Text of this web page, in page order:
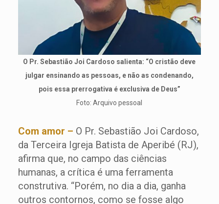
O Pr. Sebastião Joi Cardoso salienta: “O cristão deve
julgar ensinando as pessoas, e não as condenando,
pois essa prerrogativa é exclusiva de Deus”
Foto: Arquivo pessoal
Com amor – O Pr. Sebastião Joi Cardoso,
da Terceira Igreja Batista de Aperibé (RJ),
afirma que, no campo das ciências
humanas, a crítica é uma ferramenta
construtiva. “Porém, no dia a dia, ganha
outros contornos, como se fosse algo